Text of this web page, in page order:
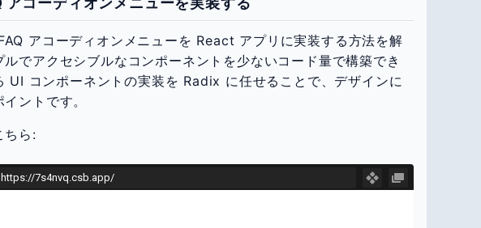
アコーディオンメニューを React アプリに実装する方法を解
でアクセシブルなコンポーネントを少ないコード量で構築でき
UI コンポーネントの実装を Radix に任せることで、デザインに
ントです。
ちら: